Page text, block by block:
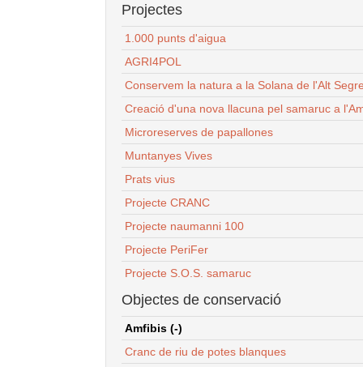
Projectes
1.000 punts d'aigua
AGRI4POL
Conservem la natura a la Solana de l'Alt
Creació d'una nova llacuna pel samaruc a
Microreserves de papallones
Muntanyes Vives
Prats vius
Projecte CRANC
Projecte naumanni 100
Projecte PeriFer
Projecte S.O.S. samaruc
Objectes de conservació
Amfibis (-)
Cranc de riu de potes blanques